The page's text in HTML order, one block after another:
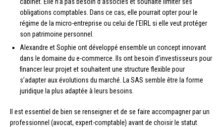
obligations comptables. Dans ce cas, elle pourrait opter pour le
régime de la micro-entreprise ou celui de l’EIRL si elle veut protéger
son patrimoine personnel.
Alexandre et Sophie ont développé ensemble un concept innovant
dans le domaine du e-commerce. Ils ont besoin d’investisseurs pour
financer leur projet et souhaitent une structure flexible pour
s’adapter aux évolutions du marché. La SAS semble être la forme
juridique la plus adaptée à leurs besoins.
Il est essentiel de bien se renseigner et de se faire accompagner par un
professionnel (avocat, expert-comptable) avant de choisir le statut